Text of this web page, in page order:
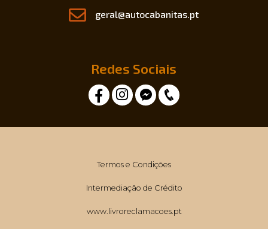
geral@autocabanitas.pt
Redes Sociais
Termos e Condições
Intermediação de Crédito
www.livroreclamacoes.pt